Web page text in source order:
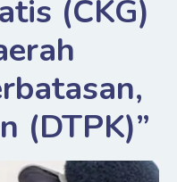
(CKG)
(DTPK)”